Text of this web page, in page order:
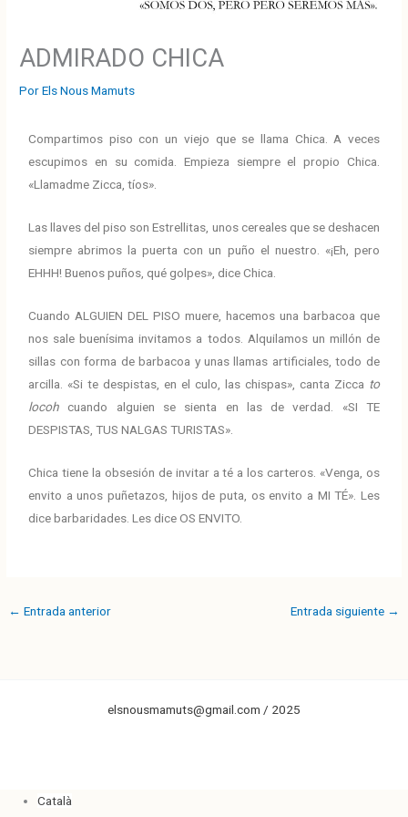
ADMIRADO CHICA
PorEls Nous Mamuts
Compartimos piso con un viejo que se llama Chica. A veces
escupimos en su comida. Empieza siempre el propio Chica.
«Llamadme Zicca, tíos».
Las llaves del piso son Estrellitas, unos cereales que se deshacen
siempre abrimos la puerta con un puño el nuestro. «¡Eh, pero
EHHH! Buenos puños, qué golpes», dice Chica.
Cuando ALGUIEN DEL PISO muere, hacemos una barbacoa que
nos sale buenísima invitamos a todos. Alquilamos un millón de
sillas con forma de barbacoa y unas llamas artificiales, todo de
arcilla. «Si te despistas, en el culo, las chispas», canta Zicca to
locoh cuando alguien se sienta en las de verdad. «SI TE
DESPISTAS, TUS NALGAS TURISTAS».
Chica tiene la obsesión de invitar a té a los carteros. «Venga, os
envito a unos puñetazos, hijos de puta, os envito a MI TÉ». Les
dice barbaridades. Les dice OS ENVITO.
← Entrada anterior Entrada siguiente →
elsnousmamuts@gmail.com / 2025
Català